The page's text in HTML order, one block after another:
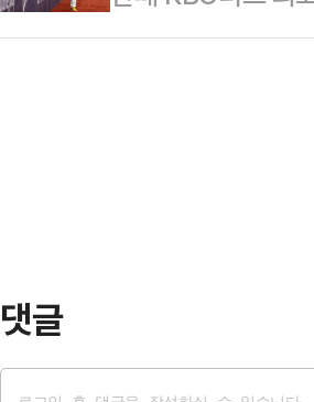
지난해 10월 …
와 함께 직접 한국
이저리그(MLB)
댓글